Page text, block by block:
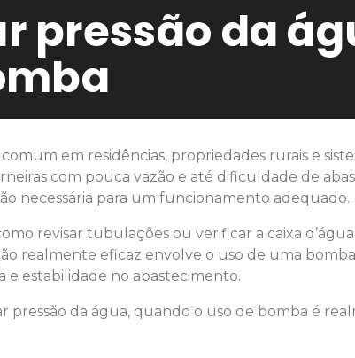
pressão da
em residências, propriedades rurais e
com pouca vazão e até dificuldade de
necessária para um funcionamento adequado.
revisar tubulações ou verificar a caixa
realmente eficaz envolve o uso de uma
e estabilidade no abastecimento.
da água, quando o uso de bomba é